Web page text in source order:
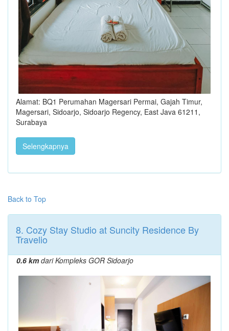
Alamat: BQ1 Perumahan Magersari Permai, Gajah Timur,
Magersari, Sidoarjo, Sidoarjo Regency, East Java 61211,
Surabaya
Selengkapnya
Back to Top
8. Cozy Stay Studio at Suncity Residence By
Travelio
0.6 kmdari Kompleks GOR Sidoarjo